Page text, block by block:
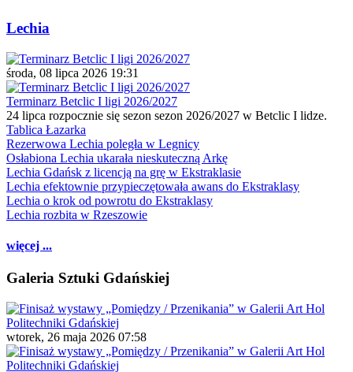
Lechia
środa, 08 lipca 2026 19:31
Terminarz Betclic I ligi 2026/2027
24 lipca rozpocznie się sezon sezon 2026/2027 w Betclic I lidze.
Tablica Łazarka
Rezerwowa Lechia poległa w Legnicy
Osłabiona Lechia ukarała nieskuteczną Arkę
Lechia Gdańsk z licencją na grę w Ekstraklasie
Lechia efektownie przypieczętowała awans do Ekstraklasy
Lechia o krok od powrotu do Ekstraklasy
Lechia rozbita w Rzeszowie
więcej ...
Galeria Sztuki Gdańskiej
wtorek, 26 maja 2026 07:58